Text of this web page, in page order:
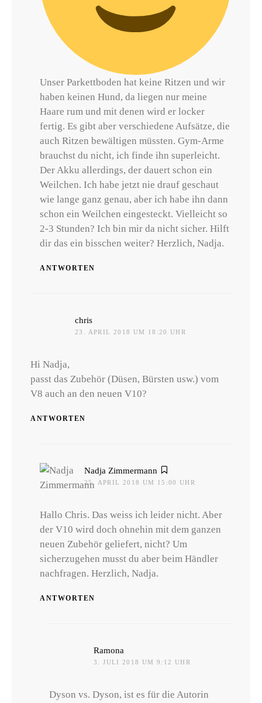
Unser Parkettboden hat keine Ritzen und wir
haben keinen Hund, da liegen nur meine
Haare rum und mit denen wird er locker
fertig. Es gibt aber verschiedene Aufsätze, die
auch Ritzen bewältigen müssten. Gym-Arme
brauchst du nicht, ich finde ihn superleicht.
Der Akku allerdings, der dauert schon ein
Weilchen. Ich habe jetzt nie drauf geschaut
wie lange ganz genau, aber ich habe ihn dann
schon ein Weilchen eingesteckt. Vielleicht so
2-3 Stunden? Ich bin mir da nicht sicher. Hilft
dir das ein bisschen weiter? Herzlich, Nadja.
ANTWORTEN
chris
23. APRIL 2018 UM 18:20 UHR
Hi Nadja,
passt das Zubehör (Düsen, Bürsten usw.) vom
V8 auch an den neuen V10?
ANTWORTEN
Nadja Zimmermann
25. APRIL 2018 UM 15:00 UHR
Hallo Chris. Das weiss ich leider nicht. Aber
der V10 wird doch ohnehin mit dem ganzen
neuen Zubehör geliefert, nicht? Um
sicherzugehen musst du aber beim Händler
nachfragen. Herzlich, Nadja.
ANTWORTEN
Ramona
3. JULI 2018 UM 9:12 UHR
Dyson vs. Dyson, ist es für die Autorin